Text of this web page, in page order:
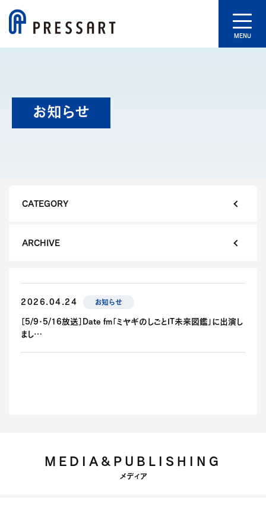
MENU
お知らせ
CATEGORY
ARCHIVE
2026.04.24 お知らせ
［5/9･5/16放送］Date fm「ミヤギのしごとIT未来図鑑」に出演し
まし…
MEDIA&PUBLISHING
メディア